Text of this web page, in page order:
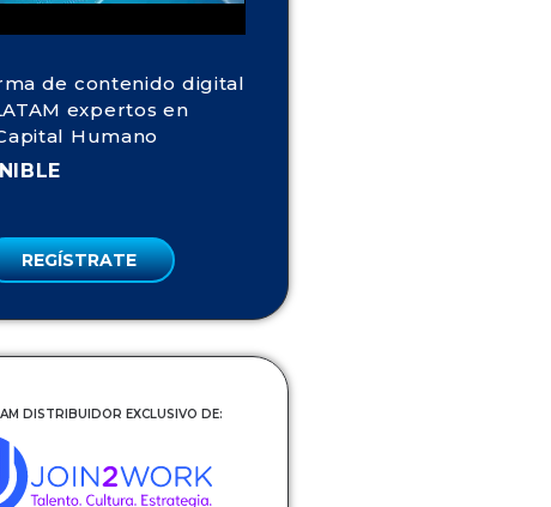
de contenido digital
expertos en
Humano
REGÍSTRATE
DISTRIBUIDOR EXCLUSIVO DE: